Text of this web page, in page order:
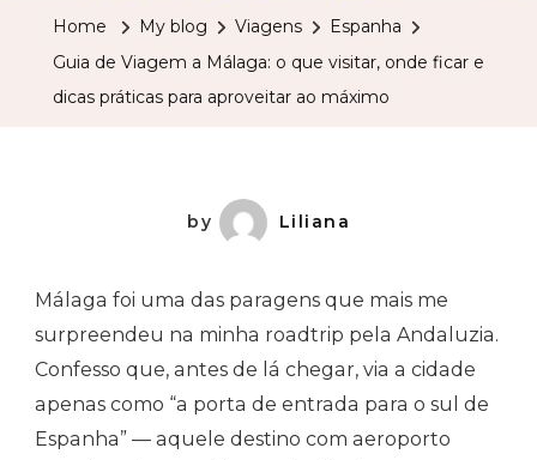
Dicas
Práticas
Para
Home My blog Viagens
Espanha
Guia de Viagem a Málaga: o que visitar, onde ficar e
dicas práticas para aproveitar ao máximo
by Liliana
Málaga foi uma das paragens que mais me
surpreendeu na minha roadtrip pela Andaluzia.
Confesso que, antes de lá chegar, via a cidade
apenas como “a porta de entrada para o sul de
Espanha” — aquele destino com aeroporto